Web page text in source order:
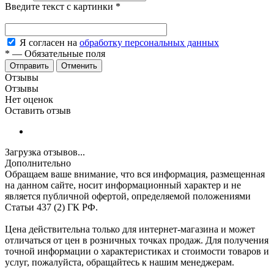
Введите текст с картинки *
Я согласен на обработку персональных данных
* — Обязательные поля
Отменить
Отзывы
Отзывы
Нет оценок
Оставить отзыв
Загрузка отзывов...
Дополнительно
Обращаем ваше внимание, что вся информация, размещенная
на данном сайте, носит информационный характер и не
является публичной офертой, определяемой положениями
Статьи 437 (2) ГК РФ.
Цена действительна только для интернет-магазина и может
отличаться от цен в розничных точках продаж. Для получения
точной информации о характеристиках и стоимости товаров и
услуг, пожалуйста, обращайтесь к нашим менеджерам.